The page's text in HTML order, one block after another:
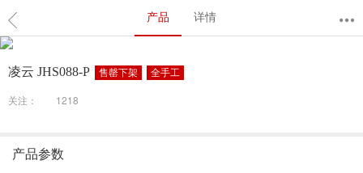
产品 详情
凌云 JHS088-P 售罄下架 全手工
关注： 1218
产品参数